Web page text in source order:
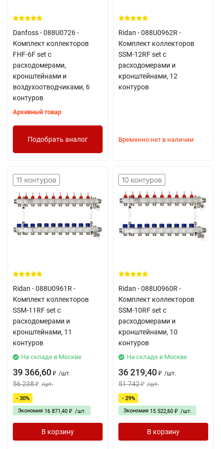
Danfoss - 088U0726 -
Комплект коллекторов
FHF-6F set с
расходомерами,
кронштейнами и
воздухоотводчиками, 6
контуров
Архивный товар
Подобрать аналог
Ridan - 088U0962R -
Комплект коллекторов
SSM-12RF set с
расходомерами и
кронштейнами, 12
контуров
Временно нет в наличии
Ridan - 088U0961R -
Комплект коллекторов
SSM-11RF set с
расходомерами и
кронштейнами, 11
контуров
На складе в Москве
39 366,60 ₽ /шт.
56 238 ₽ /шт.
- 30%
Экономия 16 871,40 ₽ /шт.
В корзину
Ridan - 088U0960R -
Комплект коллекторов
SSM-10RF set с
расходомерами и
кронштейнами, 10
контуров
На складе в Москве
36 219,40 ₽ /шт.
51 742 ₽ /шт.
- 29%
Экономия 15 522,60 ₽ /шт.
В корзину